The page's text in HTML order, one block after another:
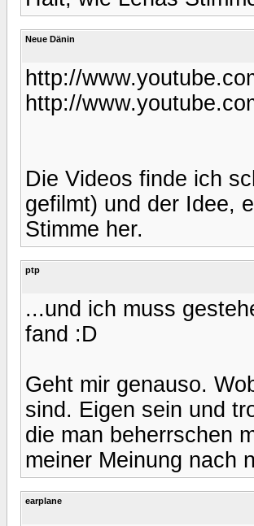
Neue Dänin
http://
http://
Die Videos finde ich
gefilmt) und der Idee,
Stimme her.
ptp
...und ich muss
fand :D
Geht mir genauso.
sind. Eigen sein und
die man beherrschen
meiner Meinung nach
earplane